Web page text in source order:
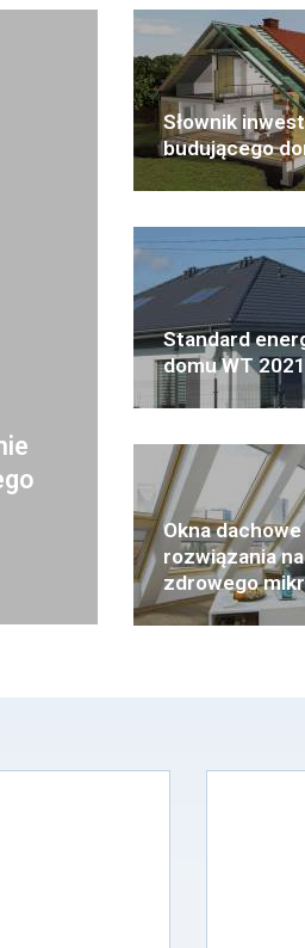
Słownik
budującego
Standard
domu WT 2021
Okna
rozwiązania
zdrowego